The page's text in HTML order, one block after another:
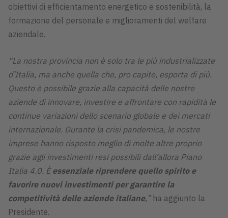
obiettivi di efficientamento energetico e sostenibilità, la
formazione del personale e miglioramenti del welfare
aziendale.
“La nostra provincia non è solo tra le più industrializzate
d’Italia, ma anche quella che, pro capite, esporta di più.
Questo è possibile grazie alla capacità delle nostre
aziende di innovare, investire e affrontare con rapidità le
continue variazioni dello scenario globale e dei mercati
internazionale. Durante la crisi pandemica, le nostre
imprese hanno risposto meglio di molte altre proprio
grazie agli investimenti resi possibili dall’allora Piano
Italia 4.0. Èessenziale riprendere quello spirito e
favorire nuovi investimenti per garantire la
competitività delle aziende italiane,”ha aggiunto la
Presidente.